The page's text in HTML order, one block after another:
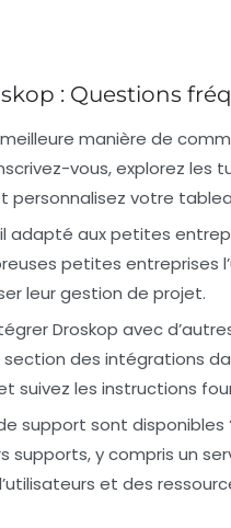
: Questions
manière de
vous, explorez les
personnalisez votre
adapté aux petites
petites entreprises
leur gestion de projet.
Droskop avec
des intégrations
suivez les instructions
support sont disponibles
supports, y compris un
et des